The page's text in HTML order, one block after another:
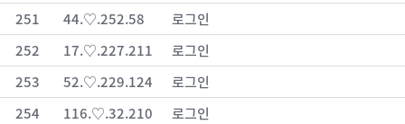
251
44.♡.252.58
로그인
252
17.♡.227.211
로그인
253
52.♡.229.124
로그인
254
116.♡.32.210
로그인